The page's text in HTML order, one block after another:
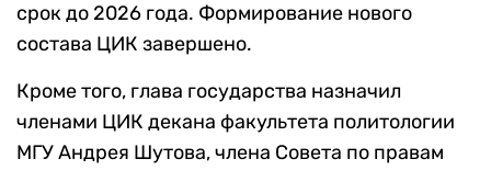
срок до 2026 года. Формирование нового
состава ЦИК завершено.
Кроме того, глава государства назначил
членами ЦИК декана факультета политологии
МГУ Андрея Шутова, члена Совета по правам